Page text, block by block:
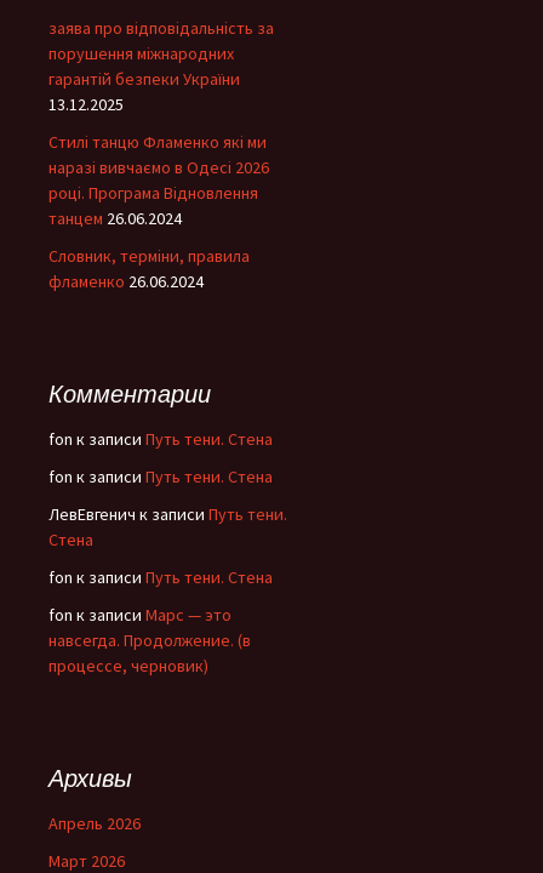
заява про відповідальність за
порушення міжнародних
гарантій безпеки України
13.12.2025
Стилі танцю Фламенко які ми
наразі вивчаємо в Одесі 2026
році. Програма Відновлення
танцем 26.06.2024
Словник, терміни, правила
фламенко 26.06.2024
Комментарии
fon к записи Путь тени. Стена
fon к записи Путь тени. Стена
ЛевЕвгенич к записи Путь тени.
Стена
fon к записи Путь тени. Стена
fon к записи Марс — это
навсегда. Продолжение. (в
процессе, черновик)
Архивы
Апрель 2026
Март 2026